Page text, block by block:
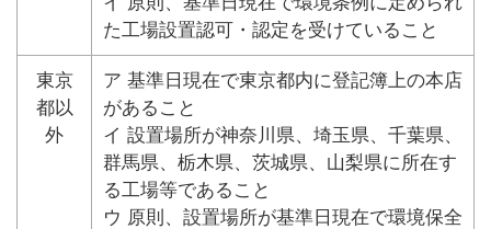
た工場設置認可・認定を受けていること
東京
都以
外
ア 基準日現在で東京都内に登記簿上の本店
があること
イ 設置場所が神奈川県、埼玉県、千葉県、
群馬県、栃木県、茨城県、山梨県に所在す
る工場等であること
ウ 原則、設置場所が基準日現在で環境保全